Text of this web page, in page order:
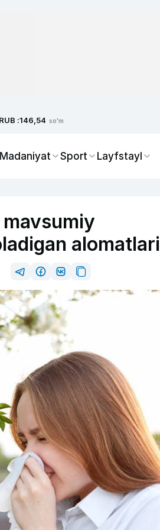
RUB :146,54 so'm
Madaniyat Sport Layfstayl
mavsumiy
alomatlari